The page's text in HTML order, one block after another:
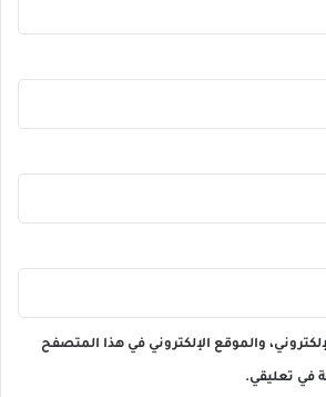
والموقع الإلكتروني في هذا المتصفح
في تعليقي.